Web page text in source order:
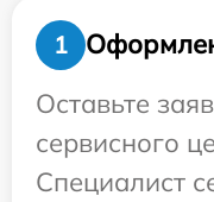
1
Оставьте
сервисного
Специалист